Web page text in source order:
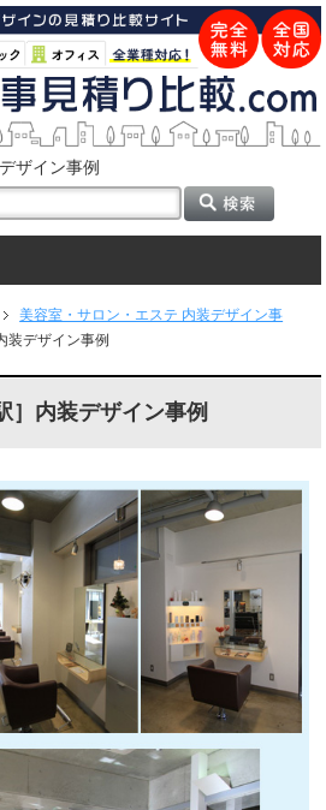
ザイン事例
美容室・サロン・エステ 内装デザイン事
装デザイン事例
］内装デザイン事例